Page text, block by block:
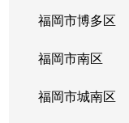
福岡市博多区
福岡市南区
福岡市城南区